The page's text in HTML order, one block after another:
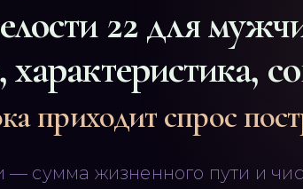
22для
характеристика,
приходит спрос
— сумма жизненного пути и